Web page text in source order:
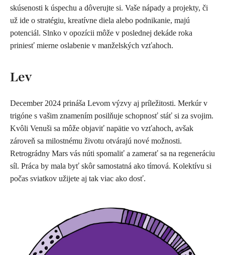
skúsenosti k úspechu a dôverujte si. Vaše nápady a projekty, či
už ide o stratégiu, kreatívne diela alebo podnikanie, majú
potenciál. Slnko v opozícii môže v poslednej dekáde roka
priniesť mierne oslabenie v manželských vzťahoch.
Lev
December 2024 prináša Levom výzvy aj príležitosti. Merkúr v
trigóne s vašim znamením posilňuje schopnosť stáť si za svojim.
Kvôli Venuši sa môže objaviť napätie vo vzťahoch, avšak
zároveň sa milostnému životu otvárajú nové možnosti.
Retrográdny Mars vás núti spomaliť a zamerať sa na regeneráciu
síl. Práca by mala byť skôr samostatná ako tímová. Kolektívu si
počas sviatkov užijete aj tak viac ako dosť.